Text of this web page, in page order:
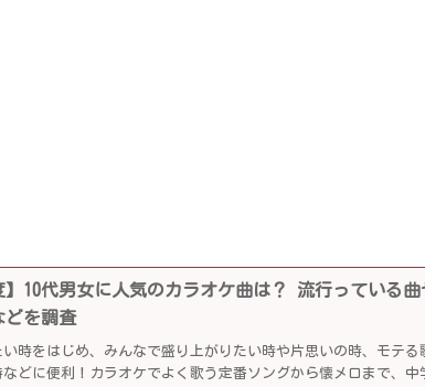
】10代男女に人気のカラオケ曲は？ 流行っている
どを調査
い時をはじめ、みんなで盛り上がりたい時や片思いの時、モテる
などに便利！カラオケでよく歌う定番ソングから懐メロまで、中